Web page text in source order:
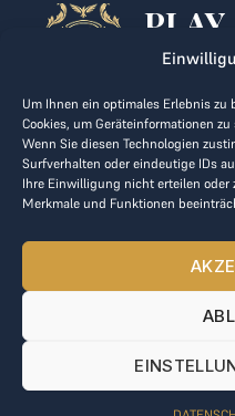
Um Ihnen ein optimales Erlebnis zu
Cookies, um Geräteinformationen
Wenn Sie diesen Technologien
Surfverhalten oder eindeutige IDs
Ihre Einwilligung nicht erteilen
Merkmale und Funktionen
PLAY
kontakt@the-
Unser freundliches
Mo-Fr von 8:00 bis
© 2025 The LOGE. Alle